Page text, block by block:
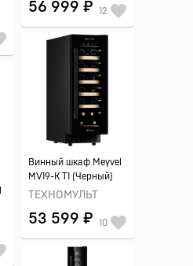
56 999 ₽ 12
Винный шкаф Meyvel
MV19-K T1 (Черный)
ТЕХНОМУЛЬТ
53 599 ₽ 10